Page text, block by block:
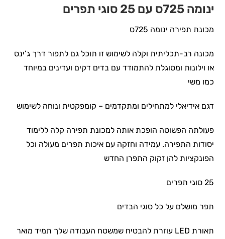
ינומה 725ס עם 25 סוגי תפרים
מכונת תפירה ינומה 725ס
מכונה רב-תכליתית וקלה לשימוש זו תוכל גם לתפור דרך ג’ינס
או וילונות ומסוגלת להתמודד עם בדים דקים ועדינים במיוחד
כמו משי
דגם אידיאלי למתחילים ומתקדמים – קומפקטית ונוחה לשימוש
פעולתה הפשוטה הופכת אותה למכונת תפירה קלה ללימוד
יסודות התפירה. עמידה וחזקה עם איכות תפרים מעולה וכל
הפונקציות להן זקוק התפרן החדש
25 סוגי תפרים
תפר מושלם על כל סוגי הבדים
תאורת LED עוזרת להבטיח שמשטח העבודה שלך תמיד מואר